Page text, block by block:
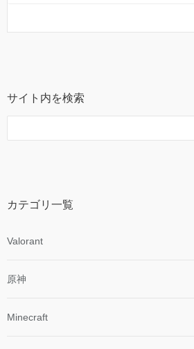
サイト内を検索
カテゴリ一覧
Valorant
原神
Minecraft